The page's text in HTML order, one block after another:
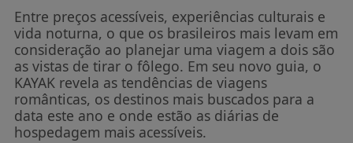
Entre preços acessíveis, experiências culturais e
vida noturna, o que os brasileiros mais levam em
consideração ao planejar uma viagem a dois são
as vistas de tirar o fôlego. Em seu novo guia, o
KAYAK revela as tendências de viagens
românticas, os destinos mais buscados para a
data este ano e onde estão as diárias de
hospedagem mais acessíveis.